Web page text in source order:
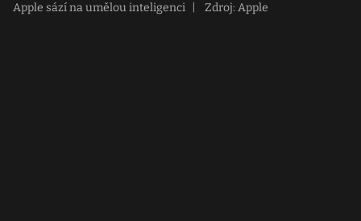
Apple sází na umělou inteligenci Zdroj: Apple